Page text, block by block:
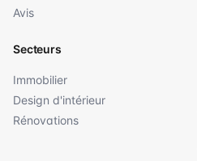
Avis
Secteurs
Immobilier
Design d'intérieur
Rénovations